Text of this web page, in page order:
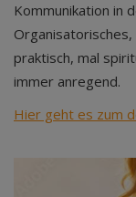
Kommunikation in
praktisch, mal
immer anregend.
Hier geht es zum